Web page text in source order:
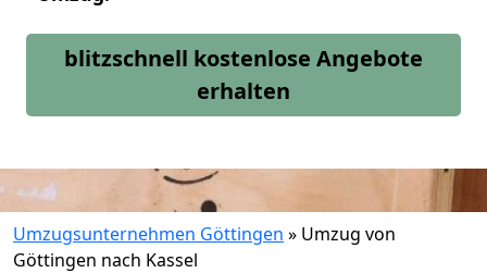
blitzschnell kostenlose Angebote
erhalten
Umzugsunternehmen Göttingen » Umzug von
Göttingen nach Kassel